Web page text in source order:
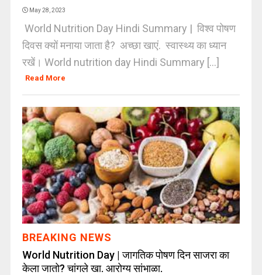
May 28, 2023
World Nutrition Day Hindi Summary | विश्व पोषण
दिवस क्यों मनाया जाता है? अच्छा खाएं. स्वास्थ्य का ध्यान
रखें। World nutrition day Hindi Summary [...]
Read More
BREAKING NEWS
World Nutrition Day | जागतिक पोषण दिन साजरा का
केला जातो? चांगले खा. आरोग्य सांभाळा.